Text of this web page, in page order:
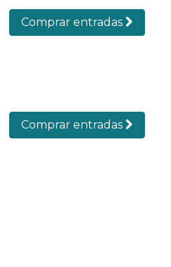
Comprar entradas
Comprar entradas